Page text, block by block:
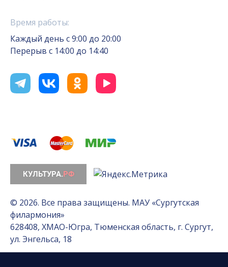
Время работы:
Каждый день с 9:00 до 20:00
Перерыв с 14:00 до 14:40
© 2026. Все права защищены. МАУ «Сургутская
филармония»
628408, ХМАО-Югра, Тюменская область, г. Сургут,
ул. Энгельса, 18